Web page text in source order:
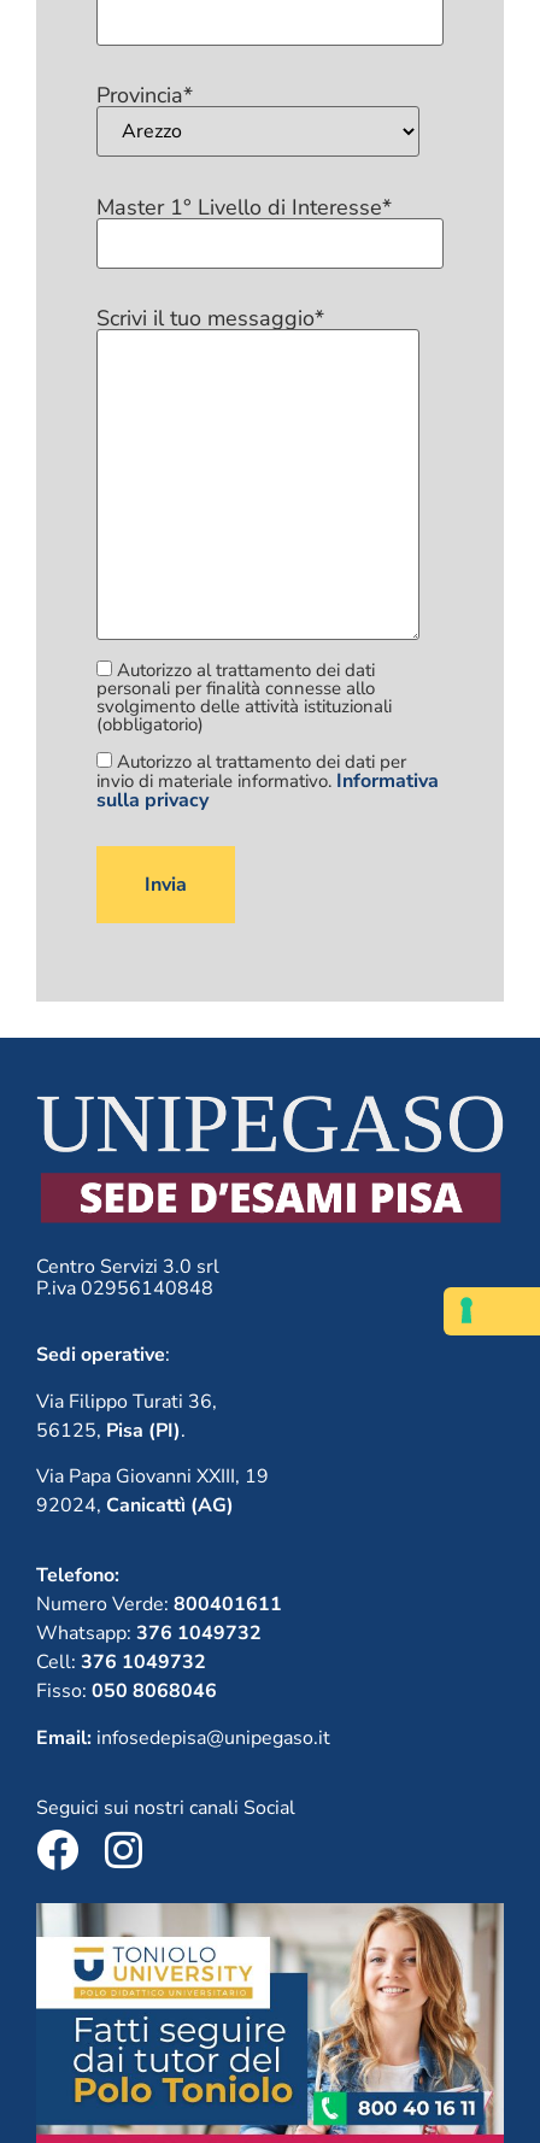
Provincia*
Master 1° Livello di Interesse*
Scrivi il tuo messaggio*
Autorizzo al trattamento dei dati
personali per finalità connesse allo
svolgimento delle attività istituzionali
(obbligatorio)
Autorizzo al trattamento dei dati per
invio di materiale informativo. Informativa
sulla privacy
Si
vuoto
Centro Servizi 3.0 srl
P.iva 02956140848
Sedi operative:
Via Filippo Turati 36,
56125, Pisa (PI).
Via Papa Giovanni XXIII, 19
92024, Canicattì (AG)
Telefono:
Numero Verde: 800401611
Whatsapp: 376 1049732
Cell: 376 1049732
Fisso: 050 8068046
Email: infosedepisa@unipegaso.it
Seguici sui nostri canali Social